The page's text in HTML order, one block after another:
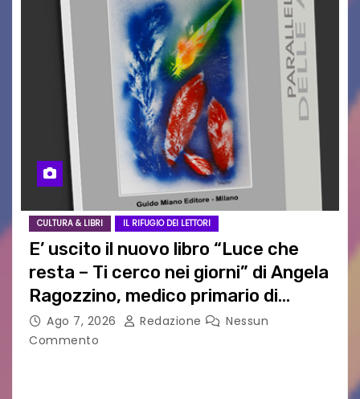
CULTURA & LIBRI IL RIFUGIO DEI LETTORI
E’ uscito il nuovo libro “Luce che
resta – Ti cerco nei giorni” di Angela
Ragozzino, medico primario di
Capua
Ago 7, 2026 Redazione
Nessun
Commento